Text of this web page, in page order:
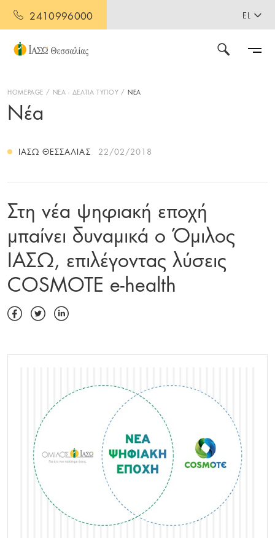
2410996000 EL
HOMEPAGE ΝΕΑ - ΔΕΛΤΙΑ ΤΥΠΟΥ ΝΕΑ
Νέα
ΙΑΣΩ ΘΕΣΣΑΛΊΑΣ 22/02/2018
Στη νέα ψηφιακή εποχή
μπαίνει δυναμικά ο Όμιλος
ΙΑΣΩ, επιλέγοντας λύσεις
COSMOTE e-health